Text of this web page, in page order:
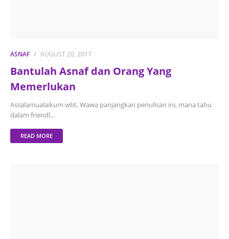
ASNAF AUGUST 20, 2017
Bantulah Asnaf dan Orang Yang
Memerlukan
Assalamualaikum wbt, Wawa panjangkan penulisan ini, mana tahu
dalam friendl…
READ MORE